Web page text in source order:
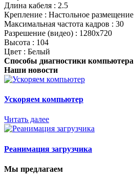
Длина кабеля : 2.5
Крепление : Настольное размещение
Максимальная частота кадров : 30
Разрешение (видео) : 1280x720
Высота : 104
Цвет : Белый
Способы диагностики компьютера
Наши новости
Ускоряем компьютер
Читать далее
Реанимация загрузчика
Мы предлагаем